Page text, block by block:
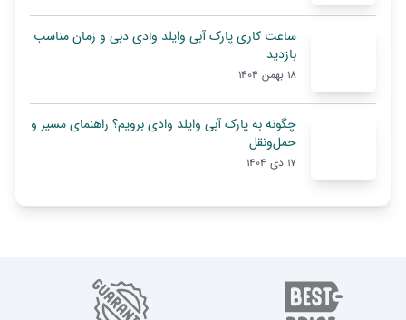
ساعت کاری پارک آبی وایلد وادی دبی و زمان مناسب
بازدید
18 بهمن 1404
چگونه به پارک آبی وایلد وادی برویم؟ راهنمای مسیر و
حمل‌ونقل
17 دی 1404